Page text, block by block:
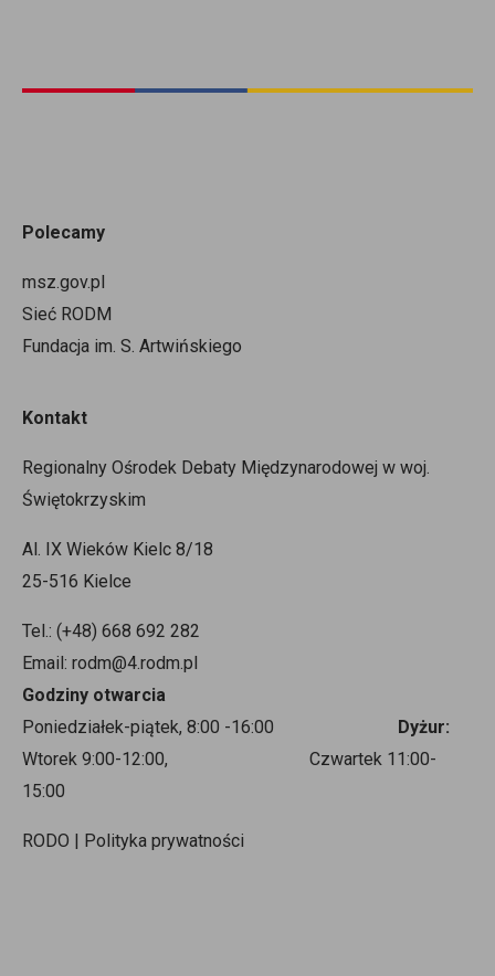
Polecamy
msz.gov.pl
Sieć RODM
Fundacja im. S. Artwińskiego
Kontakt
Regionalny Ośrodek Debaty Międzynarodowej w woj.
Świętokrzyskim
Al. IX Wieków Kielc 8/18
25-516 Kielce
Tel.: (+48) 668 692 282
Email: rodm@4.rodm.pl
Godziny otwarcia
Poniedziałek-piątek, 8:00 -16:00 Dyżur:
Wtorek 9:00-12:00, Czwartek 11:00-
15:00
RODO | Polityka prywatności